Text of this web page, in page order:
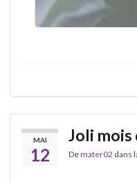
MAI
12
Joli mois
Demater02 dans